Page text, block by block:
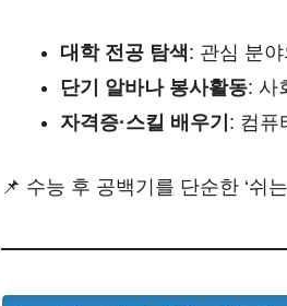
대학 전공 탐색: 관심 분
단기 알바나 봉사활동: 사
자격증·스킬 배우기 : 컴퓨
📌 수능 후 공백기를 단순한 ‘쉬